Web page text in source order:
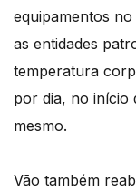
equipamentos
as entidades
temperatura
por dia, no início
mesmo.
Vão também